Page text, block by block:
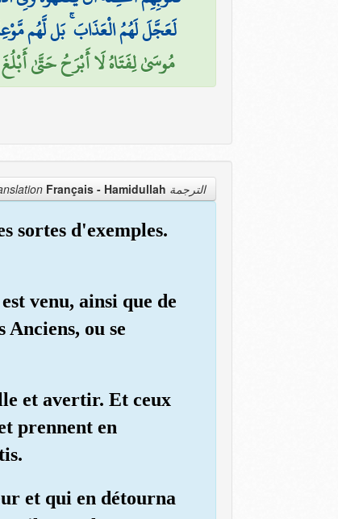
لَعَجَّلَ لَهُمُ الْعَذَابَ ۚ بَل لَّهُم
مُوسَىٰ لِفَتَاهُ لَا أَبْرَحُ حَتَّىٰ
الترجمة Translation Français - Hamidullah
sortes d'exemples.
venu, ainsi que de
ou se
et avertir. Et ceux
prennent en
et qui en détourna